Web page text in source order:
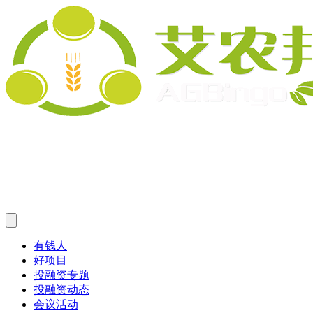
有钱人
好项目
投融资专题
投融资动态
会议活动